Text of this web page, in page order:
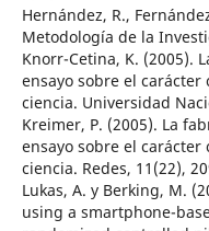
Hernández, R.,
Metodología de la
Knorr-Cetina, K. (2005).
ensayo sobre el
ciencia. Universidad
Kreimer, P. (2005). La
ensayo sobre el
ciencia. Redes, 11(22),
Lukas, A. y Berking, M.
using a smartphone-